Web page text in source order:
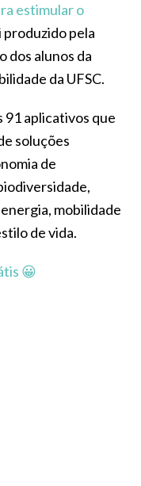
estimular o
produzido pela
dos alunos da
da UFSC.
91 aplicativos que
soluções
de
mobilidade
de vida.
😀